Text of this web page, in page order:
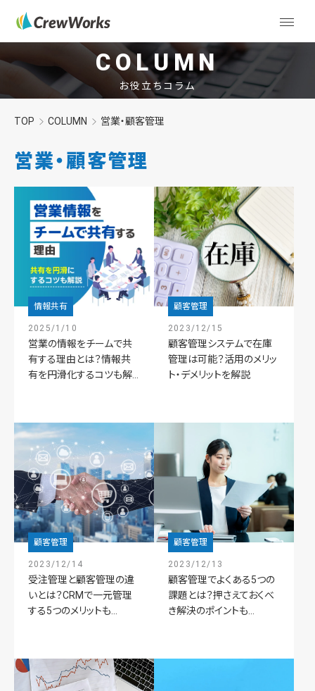
COLUMN
お役立ちコラム
TOP COLUMN 営業・顧客管理
営業・顧客管理
情報共有
2025/1/10
営業の情報をチームで共
有する理由とは？情報共
有を円滑化するコツも解...
顧客管理
2023/12/15
顧客管理システムで在庫
管理は可能？活用のメリッ
ト・デメリットを解説
顧客管理
2023/12/14
受注管理と顧客管理の違
いとは？CRMで一元管理
する5つのメリットも...
顧客管理
2023/12/13
顧客管理でよくある5つの
課題とは？押さえておくべ
き解決のポイントも...